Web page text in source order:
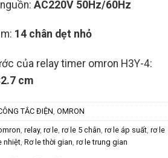
AC220V 50Hz/60Hz
14 chân dẹt nhỏ
của relay timer omron H3Y-4:
cm
TẮC ĐIỆN OMRON
relay, rơ le rơ le 5 chân rơ le áp suất rơ le
nhiệt Rơ le thời gian rơ le trung gian